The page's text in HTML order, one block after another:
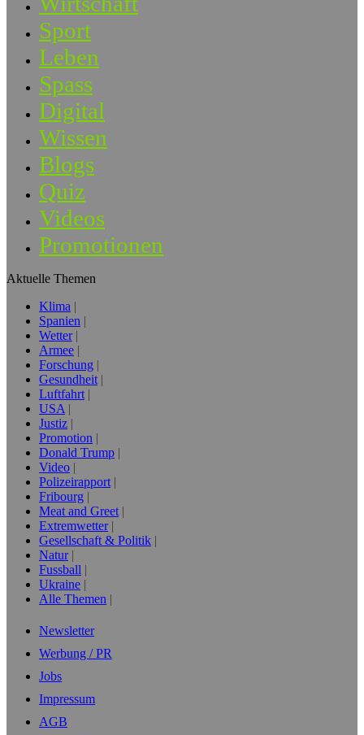
Sport
Leben
Spass
Digital
Wissen
Blogs
Quiz
Videos
Promotionen
Aktuelle Themen
Klima
Spanien
Wetter
Armee
Forschung
Gesundheit
Luftfahrt
USA
Justiz
Promotion
Donald Trump
Video
Polizeirapport
Fribourg
Meat and Greet
Extremwetter
Gesellschaft & Politik
Natur
Fussball
Ukraine
Alle Themen
Newsletter
Werbung / PR
Jobs
Impressum
AGB